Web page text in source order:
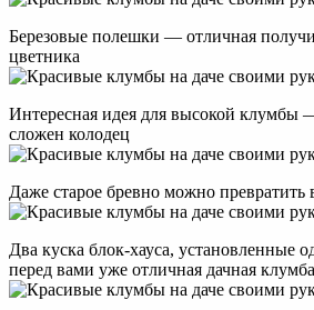
Березовые полешки — отличная
цветника
Интересная идея для высокой клумбы
сложен колодец
Даже старое бревно можно превратить
Два куска блок-хауса, установленные
перед вами уже отличная дачная клумба